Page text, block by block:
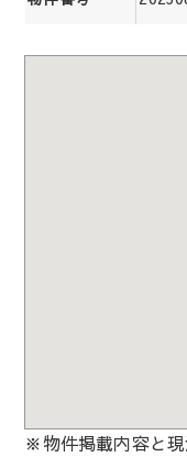
※物件掲載内容と